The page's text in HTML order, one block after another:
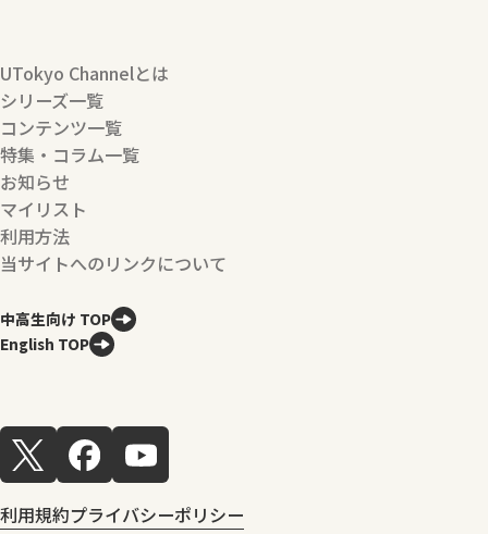
UTokyo Channelとは
シリーズ一覧
コンテンツ一覧
特集・コラム一覧
お知らせ
マイリスト
利用方法
当サイトへのリンクについて
中高生向け TOP
English TOP
利用規約プライバシーポリシー